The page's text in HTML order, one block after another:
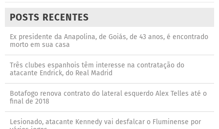
POSTS RECENTES
Ex presidente da Anapolina, de Goiás, de 43 anos, é encontrado
morto em sua casa
Três clubes espanhois têm interesse na contratação do
atacante Endrick, do Real Madrid
Botafogo renova contrato do lateral esquerdo Alex Telles até o
final de 2018
Lesionado, atacante Kennedy vai desfalcar o Fluminense por